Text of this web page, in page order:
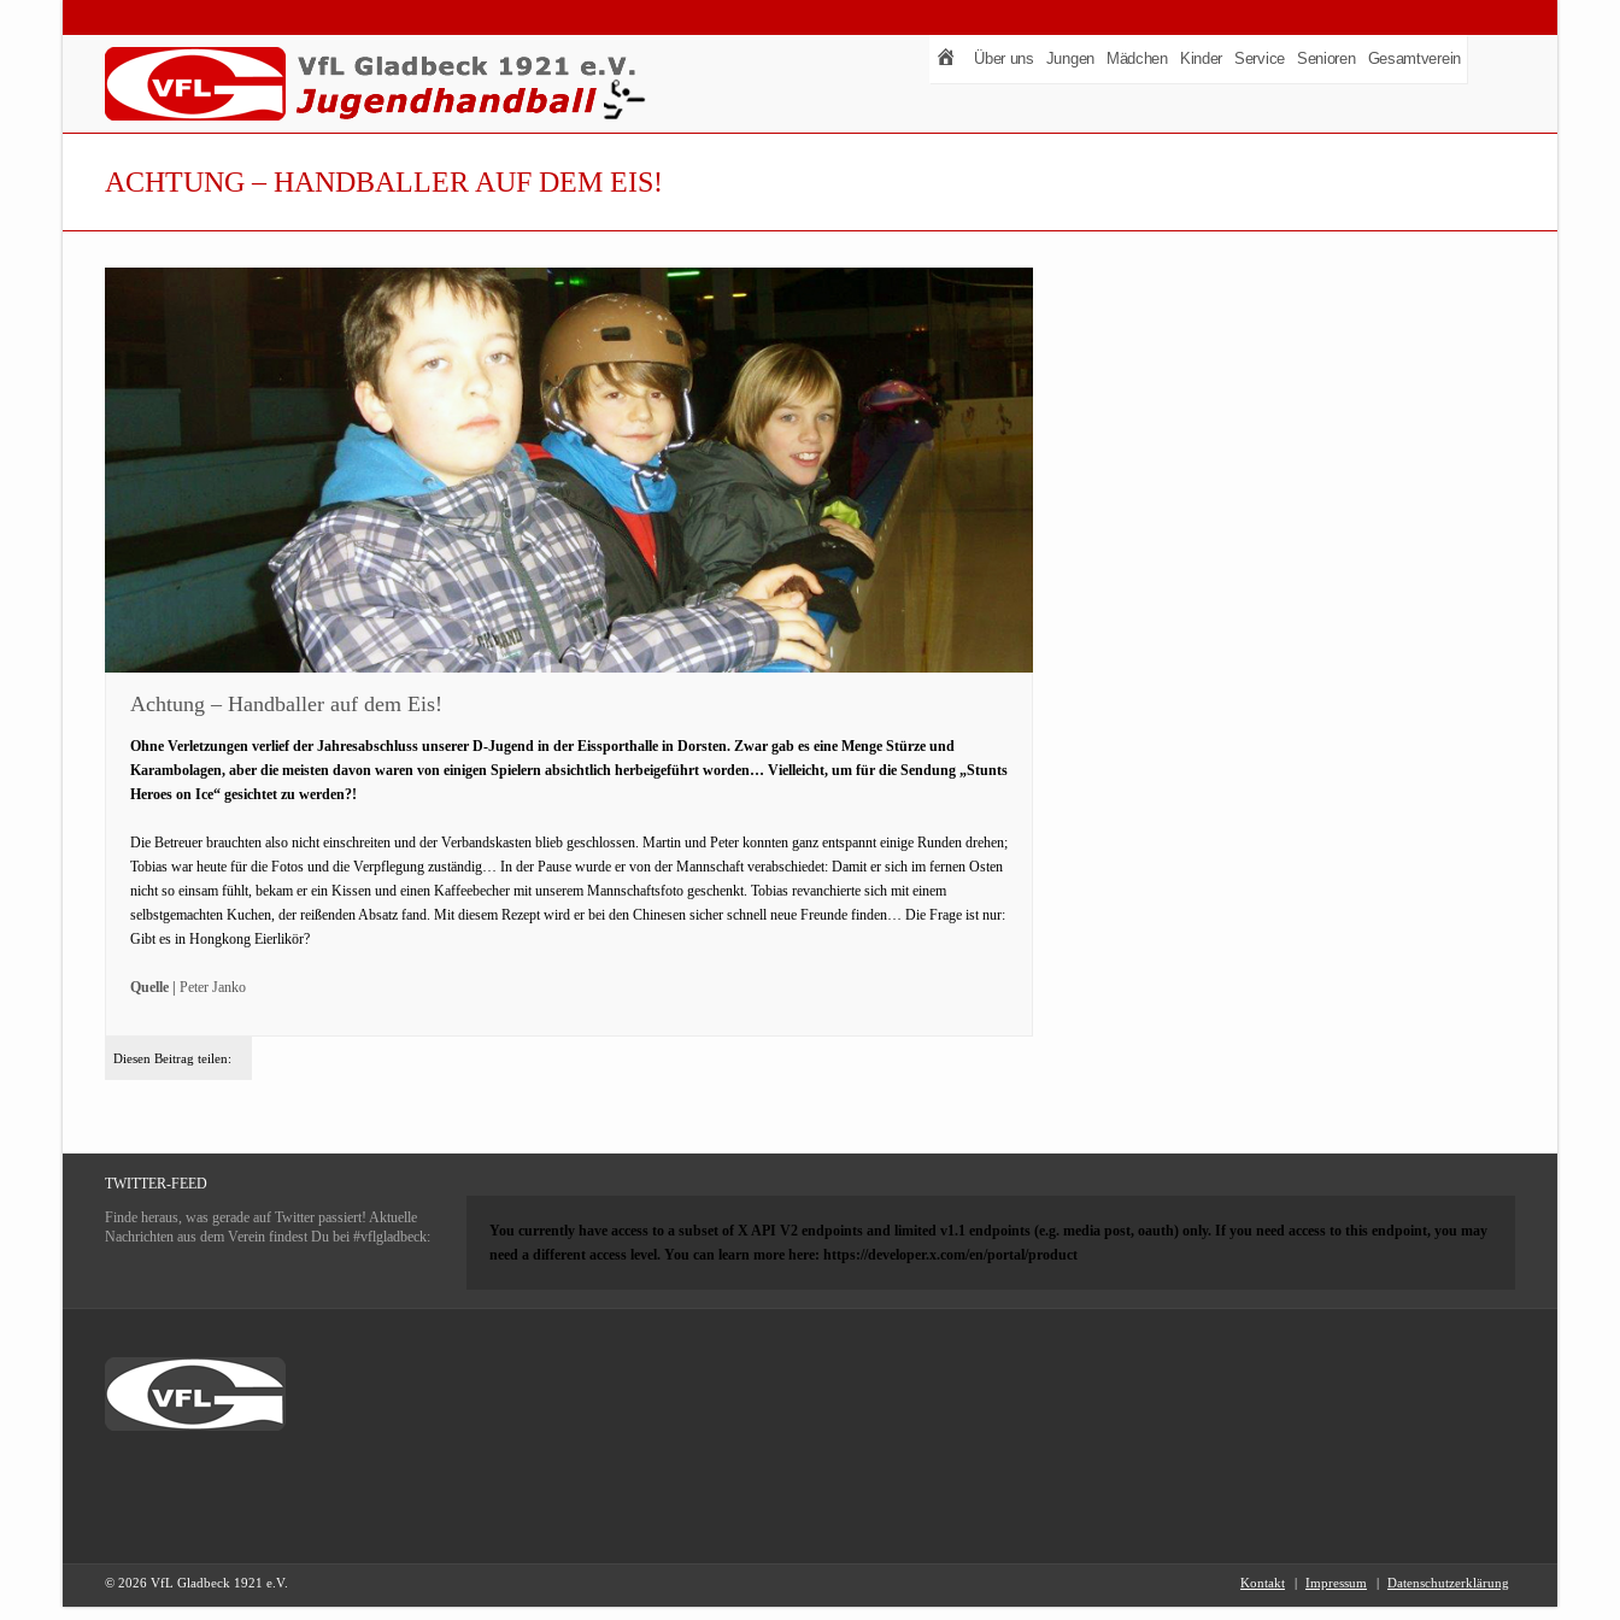
Über uns Jungen Mädchen Kinder Service Senioren Gesamtverein
ACHTUNG – HANDBALLER AUF DEM EIS!
Achtung – Handballer auf dem Eis!
Ohne Verletzungen verlief der Jahresabschluss unserer D-Jugend in der Eissporthalle in Dorsten. Zwar gab es eine Menge Stürze und
Karambolagen, aber die meisten davon waren von einigen Spielern absichtlich herbeigeführt worden… Vielleicht, um für die Sendung „Stunts
Heroes on Ice“ gesichtet zu werden?!
Die Betreuer brauchten also nicht einschreiten und der Verbandskasten blieb geschlossen. Martin und Peter konnten ganz entspannt einige Runden drehen;
Tobias war heute für die Fotos und die Verpflegung zuständig… In der Pause wurde er von der Mannschaft verabschiedet: Damit er sich im fernen Osten
nicht so einsam fühlt, bekam er ein Kissen und einen Kaffeebecher mit unserem Mannschaftsfoto geschenkt. Tobias revanchierte sich mit einem
selbstgemachten Kuchen, der reißenden Absatz fand. Mit diesem Rezept wird er bei den Chinesen sicher schnell neue Freunde finden… Die Frage ist nur:
Gibt es in Hongkong Eierlikör?
Quelle | Peter Janko
Diesen Beitrag teilen:
TWITTER-FEED
Finde heraus, was gerade auf Twitter passiert! Aktuelle
Nachrichten aus dem Verein findest Du bei #vflgladbeck:
You currently have access to a subset of X API V2 endpoints and limited v1.1 endpoints (e.g. media post, oauth) only. If you need access to this endpoint, you may
need a different access level. You can learn more here: https://developer.x.com/en/portal/product
© 2026 VfL Gladbeck 1921 e.V. Kontakt Impressum Datenschutzerklärung